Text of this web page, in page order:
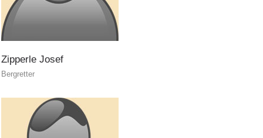
Zipperle Josef
Bergretter